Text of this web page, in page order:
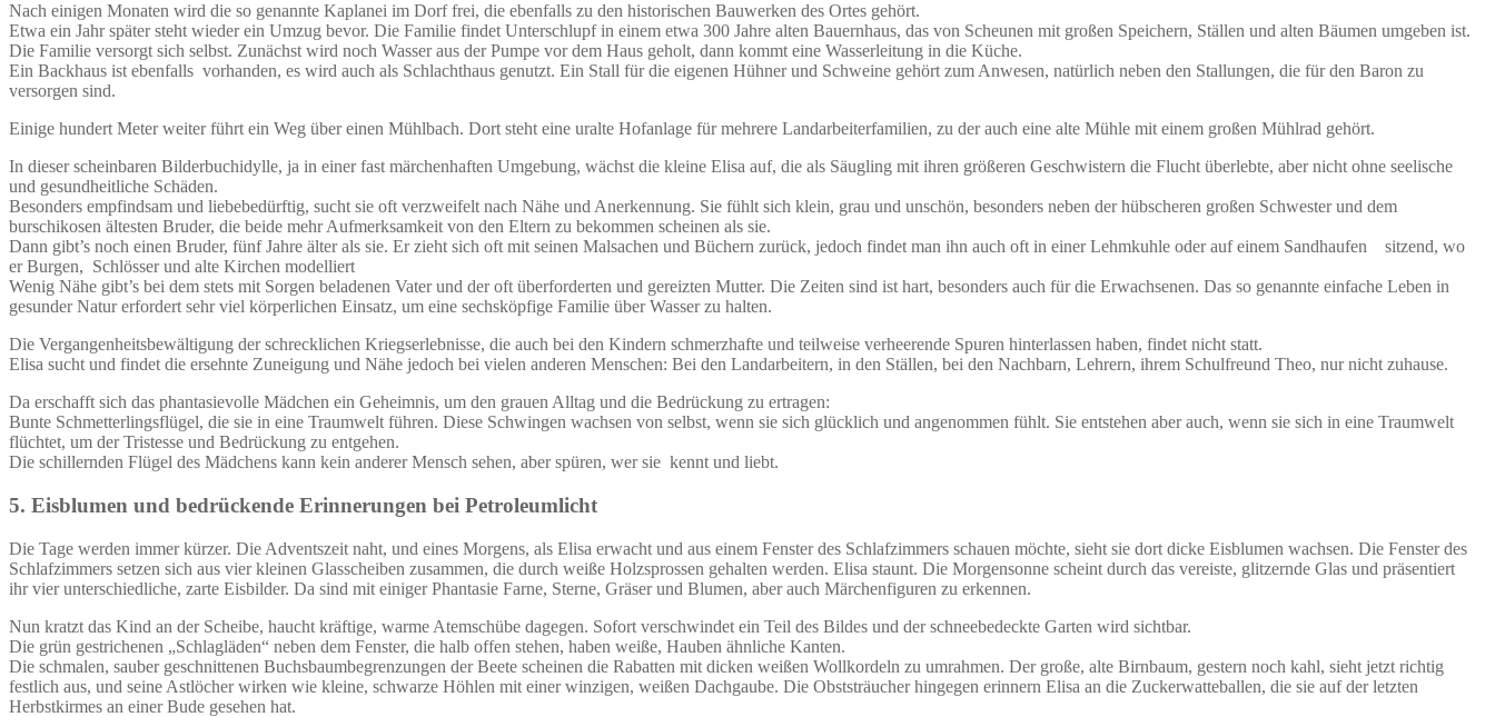
Nach einigen Monaten wird die so genannte Kaplanei im Dorf frei, die ebenfalls zu den historischen Bauwerken des Ortes gehört.
Etwa ein Jahr später steht wieder ein Umzug bevor. Die Familie findet Unterschlupf in einem etwa 300 Jahre alten Bauernhaus, das von Scheunen mit großen Speichern, Ställen und alten Bäumen umgeben ist.
Die Familie versorgt sich selbst. Zunächst wird noch Wasser aus der Pumpe vor dem Haus geholt, dann kommt eine Wasserleitung in die Küche.
Ein Backhaus ist ebenfalls vorhanden, es wird auch als Schlachthaus genutzt. Ein Stall für die eigenen Hühner und Schweine gehört zum Anwesen, natürlich neben den Stallungen, die für den Baron zu
versorgen sind.
Einige hundert Meter weiter führt ein Weg über einen Mühlbach. Dort steht eine uralte Hofanlage für mehrere Landarbeiterfamilien, zu der auch eine alte Mühle mit einem großen Mühlrad gehört.
In dieser scheinbaren Bilderbuchidylle, ja in einer fast märchenhaften Umgebung, wächst die kleine Elisa auf, die als Säugling mit ihren größeren Geschwistern die Flucht überlebte, aber nicht ohne seelische
und gesundheitliche Schäden.
Besonders empfindsam und liebebedürftig, sucht sie oft verzweifelt nach Nähe und Anerkennung. Sie fühlt sich klein, grau und unschön, besonders neben der hübscheren großen Schwester und dem
burschikosen ältesten Bruder, die beide mehr Aufmerksamkeit von den Eltern zu bekommen scheinen als sie.
Dann gibt’s noch einen Bruder, fünf Jahre älter als sie. Er zieht sich oft mit seinen Malsachen und Büchern zurück, jedoch findet man ihn auch oft in einer Lehmkuhle oder auf einem Sandhaufen sitzend, wo
er Burgen, Schlösser und alte Kirchen modelliert
Wenig Nähe gibt’s bei dem stets mit Sorgen beladenen Vater und der oft überforderten und gereizten Mutter. Die Zeiten sind ist hart, besonders auch für die Erwachsenen. Das so genannte einfache Leben in
gesunder Natur erfordert sehr viel körperlichen Einsatz, um eine sechsköpfige Familie über Wasser zu halten.
Die Vergangenheitsbewältigung der schrecklichen Kriegserlebnisse, die auch bei den Kindern schmerzhafte und teilweise verheerende Spuren hinterlassen haben, findet nicht statt.
Elisa sucht und findet die ersehnte Zuneigung und Nähe jedoch bei vielen anderen Menschen: Bei den Landarbeitern, in den Ställen, bei den Nachbarn, Lehrern, ihrem Schulfreund Theo, nur nicht zuhause.
Da erschafft sich das phantasievolle Mädchen ein Geheimnis, um den grauen Alltag und die Bedrückung zu ertragen:
Bunte Schmetterlingsflügel, die sie in eine Traumwelt führen. Diese Schwingen wachsen von selbst, wenn sie sich glücklich und angenommen fühlt. Sie entstehen aber auch, wenn sie sich in eine Traumwelt
flüchtet, um der Tristesse und Bedrückung zu entgehen.
Die schillernden Flügel des Mädchens kann kein anderer Mensch sehen, aber spüren, wer sie kennt und liebt.
5. Eisblumen und bedrückende Erinnerungen bei Petroleumlicht
Die Tage werden immer kürzer. Die Adventszeit naht, und eines Morgens, als Elisa erwacht und aus einem Fenster des Schlafzimmers schauen möchte, sieht sie dort dicke Eisblumen wachsen. Die Fenster des
Schlafzimmers setzen sich aus vier kleinen Glasscheiben zusammen, die durch weiße Holzsprossen gehalten werden. Elisa staunt. Die Morgensonne scheint durch das vereiste, glitzernde Glas und präsentiert
ihr vier unterschiedliche, zarte Eisbilder. Da sind mit einiger Phantasie Farne, Sterne, Gräser und Blumen, aber auch Märchenfiguren zu erkennen.
Nun kratzt das Kind an der Scheibe, haucht kräftige, warme Atemschübe dagegen. Sofort verschwindet ein Teil des Bildes und der schneebedeckte Garten wird sichtbar.
Die grün gestrichenen „Schlagläden“ neben dem Fenster, die halb offen stehen, haben weiße, Hauben ähnliche Kanten.
Die schmalen, sauber geschnittenen Buchsbaumbegrenzungen der Beete scheinen die Rabatten mit dicken weißen Wollkordeln zu umrahmen. Der große, alte Birnbaum, gestern noch kahl, sieht jetzt richtig
festlich aus, und seine Astlöcher wirken wie kleine, schwarze Höhlen mit einer winzigen, weißen Dachgaube. Die Obststräucher hingegen erinnern Elisa an die Zuckerwatteballen, die sie auf der letzten
Herbstkirmes an einer Bude gesehen hat.